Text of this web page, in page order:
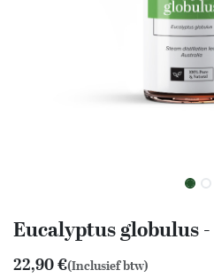
Eucalyptus globulus
22,90€(Inclusief btw)